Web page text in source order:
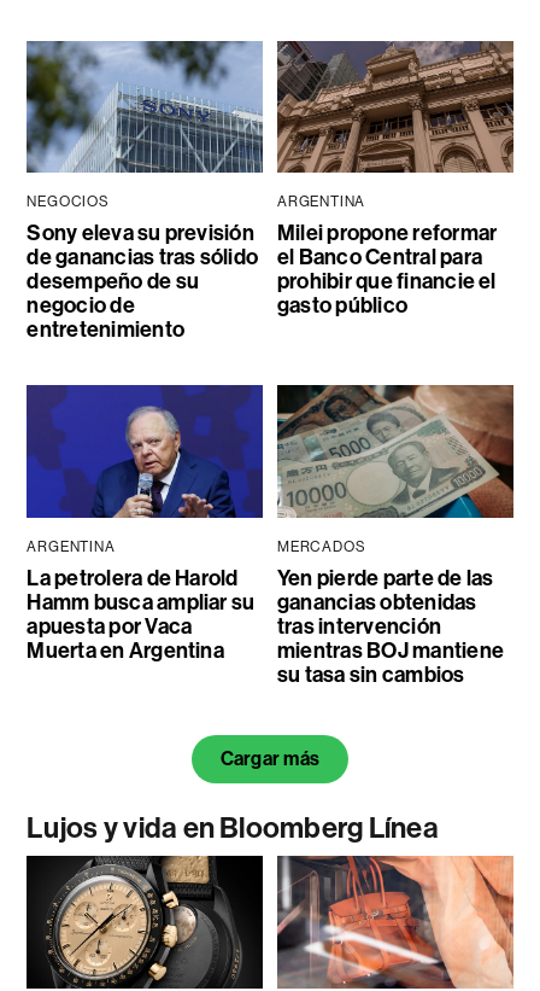
NEGOCIOS
Sony eleva su previsión
de ganancias tras sólido
desempeño de su
negocio de
entretenimiento
ARGENTINA
Milei propone reformar
el Banco Central para
prohibir que financie el
gasto público
ARGENTINA
La petrolera de Harold
Hamm busca ampliar su
apuesta por Vaca
Muerta en Argentina
MERCADOS
Yen pierde parte de las
ganancias obtenidas
tras intervención
mientras BOJ mantiene
su tasa sin cambios
Cargar más
Lujos y vida en Bloomberg Línea